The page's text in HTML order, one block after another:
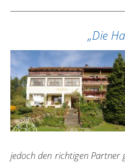
„Die
jedoch den richtigen Partner